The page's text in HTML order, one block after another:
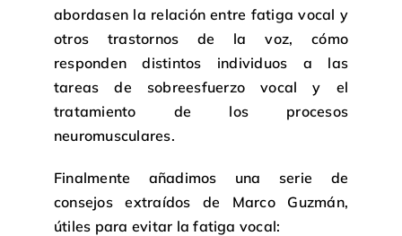
abordasen la relación entre fatiga vocal y
otros trastornos de la voz, cómo
responden distintos individuos a las
tareas de sobreesfuerzo vocal y el
tratamiento de los procesos
neuromusculares.
Finalmente añadimos una serie de
consejos extraídos de Marco Guzmán,
útiles para evitar la fatiga vocal: